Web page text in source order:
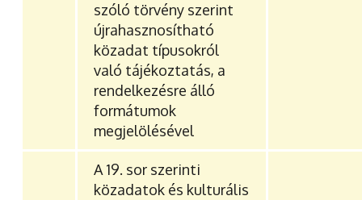
szóló törvény szerint
újrahasznosítható
közadat típusokról
való tájékoztatás, a
rendelkezésre álló
formátumok
megjelölésével
A 19. sor szerinti
közadatok és kulturális